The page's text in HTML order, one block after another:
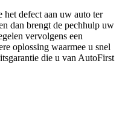
het defect aan uw auto ter
dan brengt de pechhulp uw
vervolgens een
oplossing waarmee u snel
die u van AutoFirst